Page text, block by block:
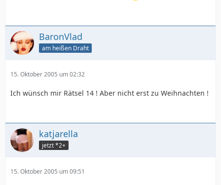
BaronVlad
am heißen Draht
15. Oktober 2005 um 02:32
Ich wünsch mir Rätsel 14 ! Aber nicht erst zu Weihnachten !
katjarella
jetzt *2+
15. Oktober 2005 um 09:51